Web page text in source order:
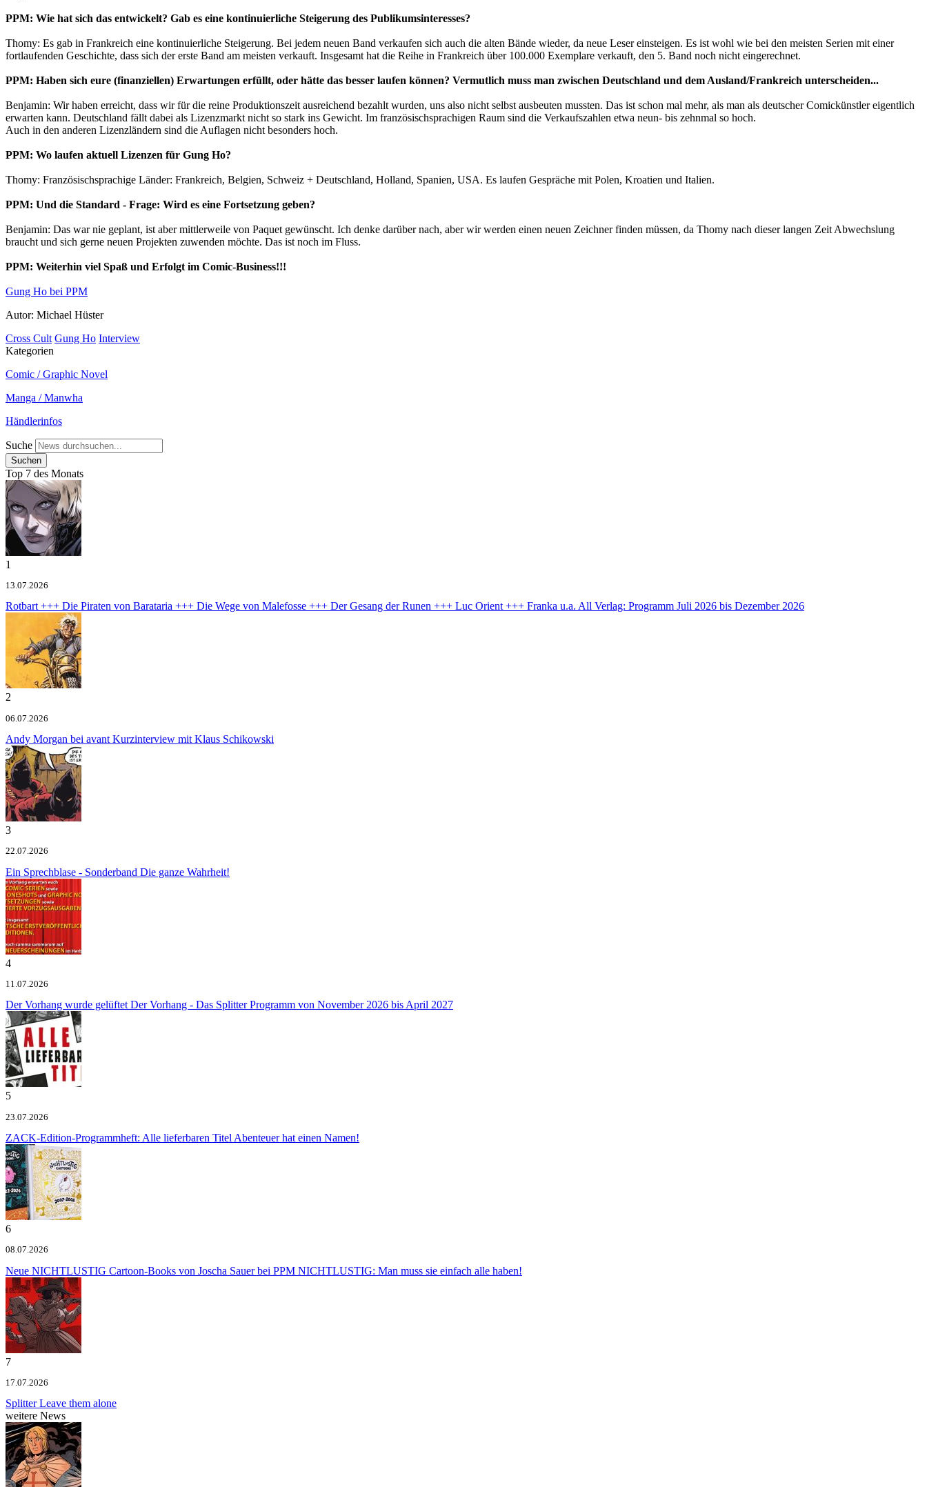
PPM: Wie hat sich das entwickelt? Gab es eine kontinuierliche Steigerung des Publikumsinteresses?
Thomy: Es gab in Frankreich eine kontinuierliche Steigerung. Bei jedem neuen Band verkaufen sich auch die alten Bände wieder, da neue Leser einsteigen. Es ist wohl wie bei den meisten Serien mit einer
fortlaufenden Geschichte, dass sich der erste Band am meisten verkauft. Insgesamt hat die Reihe in Frankreich über 100.000 Exemplare verkauft, den 5. Band noch nicht eingerechnet.
PPM: Haben sich eure (finanziellen) Erwartungen erfüllt, oder hätte das besser laufen können? Vermutlich muss man zwischen Deutschland und dem Ausland/Frankreich unterscheiden...
Benjamin: Wir haben erreicht, dass wir für die reine Produktionszeit ausreichend bezahlt wurden, uns also nicht selbst ausbeuten mussten. Das ist schon mal mehr, als man als deutscher Comickünstler eigentlich
erwarten kann. Deutschland fällt dabei als Lizenzmarkt nicht so stark ins Gewicht. Im französischsprachigen Raum sind die Verkaufszahlen etwa neun- bis zehnmal so hoch.
Auch in den anderen Lizenzländern sind die Auflagen nicht besonders hoch.
PPM: Wo laufen aktuell Lizenzen für Gung Ho?
Thomy: Französischsprachige Länder: Frankreich, Belgien, Schweiz + Deutschland, Holland, Spanien, USA. Es laufen Gespräche mit Polen, Kroatien und Italien.
PPM: Und die Standard - Frage: Wird es eine Fortsetzung geben?
Benjamin: Das war nie geplant, ist aber mittlerweile von Paquet gewünscht. Ich denke darüber nach, aber wir werden einen neuen Zeichner finden müssen, da Thomy nach dieser langen Zeit Abwechslung
braucht und sich gerne neuen Projekten zuwenden möchte. Das ist noch im Fluss.
PPM: Weiterhin viel Spaß und Erfolgt im Comic-Business!!!
Gung Ho bei PPM
Autor: Michael Hüster
Cross Cult Gung Ho Interview
Kategorien
Comic / Graphic Novel
Manga / Manwha
Händlerinfos
Suche
Top 7 des Monats
1
13.07.2026
Rotbart +++ Die Piraten von Barataria +++ Die Wege von Malefosse +++ Der Gesang der Runen +++ Luc Orient +++ Franka u.a. All Verlag: Programm Juli 2026 bis Dezember 2026
2
06.07.2026
Andy Morgan bei avant Kurzinterview mit Klaus Schikowski
3
22.07.2026
Ein Sprechblase - Sonderband Die ganze Wahrheit!
4
11.07.2026
Der Vorhang wurde gelüftet Der Vorhang - Das Splitter Programm von November 2026 bis April 2027
5
23.07.2026
ZACK-Edition-Programmheft: Alle lieferbaren Titel Abenteuer hat einen Namen!
6
08.07.2026
Neue NICHTLUSTIG Cartoon-Books von Joscha Sauer bei PPM NICHTLUSTIG: Man muss sie einfach alle haben!
7
17.07.2026
SplitterLeave them alone
weitere News